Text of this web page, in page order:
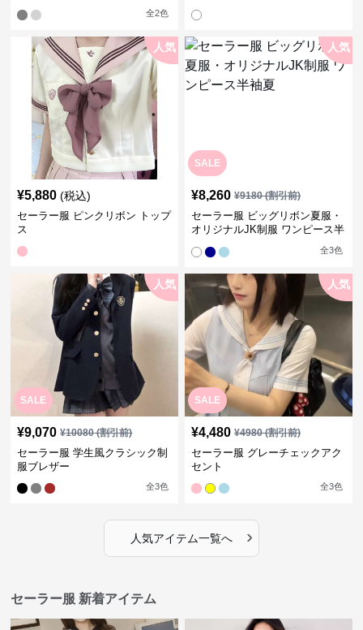
全2色
人気
¥5,880 (税込)
セーラー服 ピンクリボン トップ
ス
SALE
人気
¥8,260 ¥9180(割引前)
セーラー服 ビッグリボン夏服・
オリジナルJK制服 ワンピース半
全3色
SALE
人気
¥9,070 ¥10080(割引前)
セーラー服 学生風クラシック制
服ブレザー
全3色
SALE
人気
¥4,480 ¥4980(割引前)
セーラー服 グレーチェックアク
セント
全3色
人気アイテム一覧へ ›
セーラー服 新着アイテム